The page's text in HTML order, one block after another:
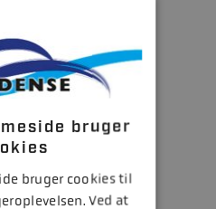
bruger
bruger cookies til
Ved at